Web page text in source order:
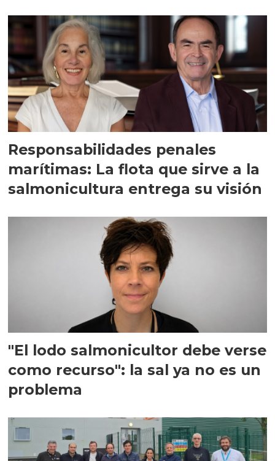
Responsabilidades penales
marítimas: La flota que sirve a la
salmonicultura entrega su visión
"El lodo salmonicultor debe verse
como recurso": la sal ya no es un
problema